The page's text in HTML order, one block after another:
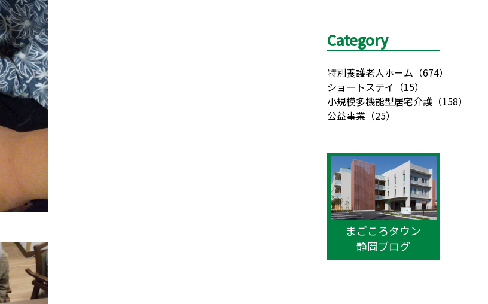
Category
特別養護老人ホーム （674）
ショートステイ （15）
小規模多機能型居宅介護 （158）
公益事業 （25）
まごころタウン
静岡ブログ